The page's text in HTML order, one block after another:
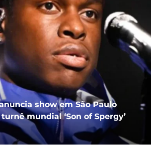
show em São Paulo
mundial ‘Son of Spergy’